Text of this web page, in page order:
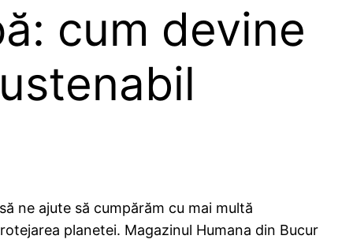
cum devine
ne ajute să cumpărăm cu mai multă
planetei. Magazinul Humana din Bucur